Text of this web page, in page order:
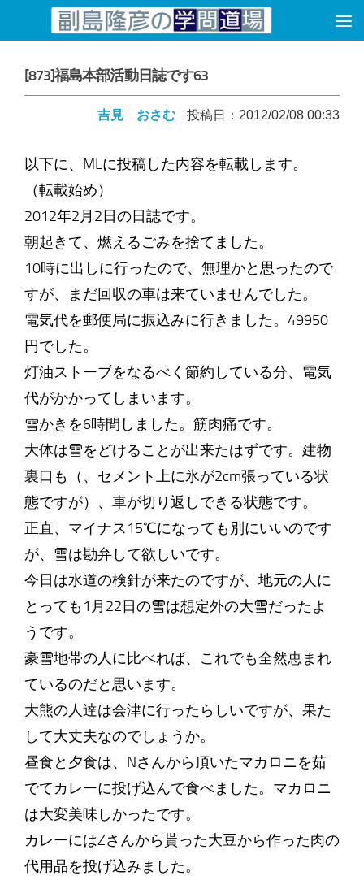
コンテンツへスキップ
[873]福島本部活動日誌です63
吉見 おさむ 投稿日：2012/02/08 00:33
以下に、MLに投稿した内容を転載します。
（転載始め）
2012年2月2日の日誌です。
朝起きて、燃えるごみを捨てました。
10時に出しに行ったので、無理かと思ったので
すが、まだ回収の車は来ていませんでした。
電気代を郵便局に振込みに行きました。49950
円でした。
灯油ストーブをなるべく節約している分、電気
代がかかってしまいます。
雪かきを6時間しました。筋肉痛です。
大体は雪をどけることが出来たはずです。建物
裏口も（、セメント上に氷が2cm張っている状
態ですが）、車が切り返しできる状態です。
正直、マイナス15℃になっても別にいいのです
が、雪は勘弁して欲しいです。
今日は水道の検針が来たのですが、地元の人に
とっても1月22日の雪は想定外の大雪だったよ
うです。
豪雪地帯の人に比べれば、これでも全然恵まれ
ているのだと思います。
大熊の人達は会津に行ったらしいですが、果た
して大丈夫なのでしょうか。
昼食と夕食は、Nさんから頂いたマカロニを茹
でてカレーに投げ込んで食べました。マカロニ
は大変美味しかったです。
カレーにはZさんから貰った大豆から作った肉の
代用品を投げ込みました。